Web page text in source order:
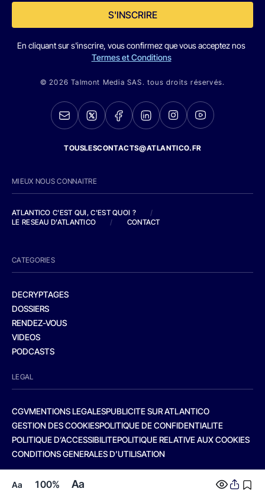
Aa 100% Aa
S'INSCRIRE
En cliquant sur s'inscrire, vous confirmez que vous acceptez nos
Termes et Conditions
© 2026 Talmont Media SAS. tous droits réservés.
TOUSLESCONTACTS@ATLANTICO.FR
MIEUX NOUS CONNAITRE
ATLANTICO C'EST QUI, C'EST QUOI ?
/
LE RESEAU D'ATLANTICO
/ CONTACT
CATEGORIES
DECRYPTAGES
DOSSIERS
RENDEZ-VOUS
VIDEOS
PODCASTS
LEGAL
CGVMENTIONS LEGALESPUBLICITE SUR ATLANTICO
GESTION DES COOKIESPOLITIQUE DE CONFIDENTIALITE
POLITIQUE D’ACCESSIBILITEPOLITIQUE RELATIVE AUX COOKIES
CONDITIONS GENERALES D’UTILISATION